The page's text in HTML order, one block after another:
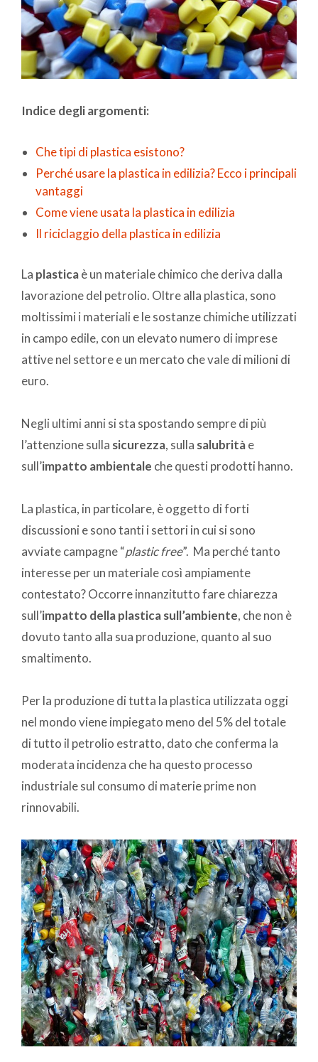
Indice degli argomenti:
Che tipi di plastica esistono?
Perché usare la plastica in edilizia? Ecco i principali
vantaggi
Come viene usata la plastica in edilizia
Il riciclaggio della plastica in edilizia
La plasticaè un materiale chimico che deriva dalla
lavorazione del petrolio. Oltre alla plastica, sono
moltissimi i materiali e le sostanze chimiche utilizzati
in campo edile, con un elevato numero di imprese
attive nel settore e un mercato che vale di milioni di
euro.
Negli ultimi anni si sta spostando sempre di più
l’attenzione sulla sicurezza, sulla salubritàe
sull’impatto ambientale che questi prodotti hanno.
La plastica, in particolare, è oggetto di forti
discussioni e sono tanti i settori in cui si sono
avviate campagne “plastic free”. Ma perché tanto
interesse per un materiale così ampiamente
contestato? Occorre innanzitutto fare chiarezza
sull’impatto della plastica sull’ambiente, che non è
dovuto tanto alla sua produzione, quanto al suo
smaltimento.
Per la produzione di tutta la plastica utilizzata oggi
nel mondo viene impiegato meno del 5% del totale
di tutto il petrolio estratto, dato che conferma la
moderata incidenza che ha questo processo
industriale sul consumo di materie prime non
rinnovabili.